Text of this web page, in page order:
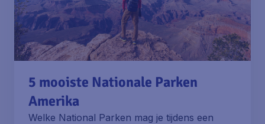
5 mooiste Nationale Parken
Amerika
Welke National Parken mag je tijdens een